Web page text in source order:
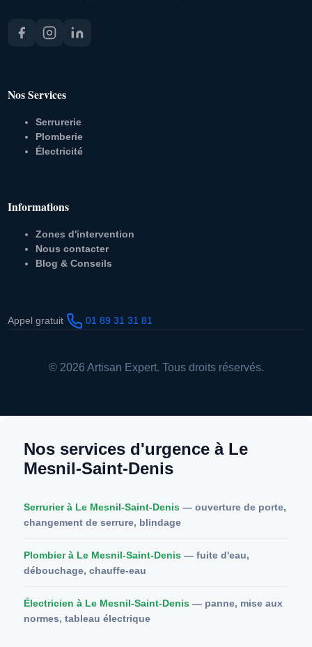
Nos Services
Serrurerie
Plomberie
Électricité
Informations
Zones d'intervention
Nous contacter
Blog & Conseils
Appel gratuit 01 89 31 31 81
© 2026 Artisan Expert. Tous droits réservés.
Nos services d'urgence à Le
Mesnil-Saint-Denis
Serrurier à Le Mesnil-Saint-Denis — ouverture de porte,
changement de serrure, blindage
Plombier à Le Mesnil-Saint-Denis — fuite d'eau,
débouchage, chauffe-eau
Électricien à Le Mesnil-Saint-Denis — panne, mise aux
normes, tableau électrique